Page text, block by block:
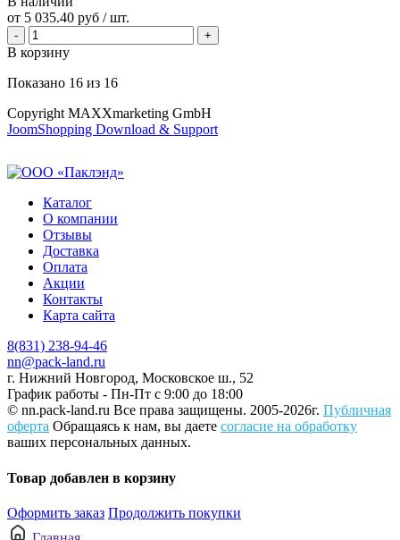
от 5 035.40 руб / шт.
В корзину
Показано 16 из 16
Copyright MAXXmarketing GmbH
JoomShopping Download & Support
Каталог
О компании
Отзывы
Доставка
Оплата
Акции
Контакты
Карта сайта
8(831) 238-94-46
nn@pack-land.ru
г. Нижний Новгород, Московское ш., 52
График работы - Пн-Пт с 9:00 до 18:00
© nn.pack-land.ru Все права защищены. 2005-2026г. Публичная
оферта Обращаясь к нам, вы даете согласие на обработку
ваших персональных данных.
Товар добавлен в корзину
Оформить заказ Продолжить покупки